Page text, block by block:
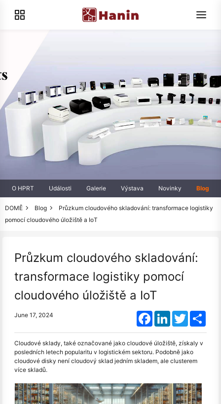
O HPRT Události Galerie Výstava Novinky Blog
DOMĚ Blog
Průzkum cloudového skladování: transformace logistiky
pomocí cloudového úložiště a IoT
Průzkum cloudového skladování:
transformace logistiky pomocí
cloudového úložiště a IoT
June 17, 2024 FacebookLinkedInTwitter
Cloudové sklady, také označované jako cloudové úložiště, získaly v
posledních letech popularitu v logistickém sektoru. Podobně jako
cloudové disky není cloudový sklad jedním skladem, ale clusterem
více skladů.